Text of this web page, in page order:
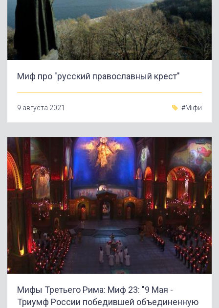
Миф про "русский православный крест"
9 августа 2021 #Міфи
Мифы Третьего Рима: Миф 23: "9 Мая -
Триумф России победившей объединенную